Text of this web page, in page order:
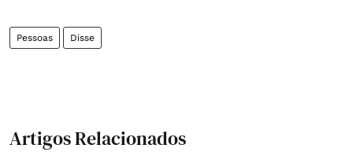
Pessoas Disse
Artigos Relacionados